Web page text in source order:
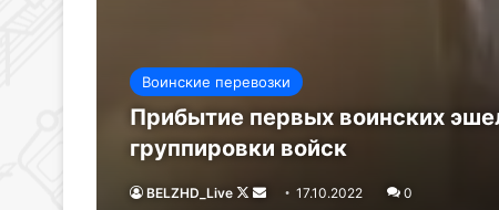
Воинские перевозки
Прибытие первых воинских
группировки войск
BELZHD_Live
Follow
Send17.10.2022 0